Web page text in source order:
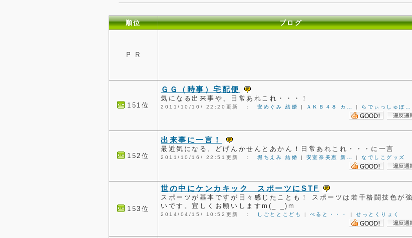
順位 ブログ
P R
151位
ＧＧ（時事）宅配便
気になる出来事や、日常あれこれ・・・！
2011/10/10/ 22:20更新 ：安めぐみ 結婚 | ＡＫＢ４８ カ… | らでぃっしゅぼ…
152位
出来事に一言！
最近気になる、どげんかせんとあかん！日常あれこれ・・・に一言
2011/10/16/ 22:51更新 ：堀ちえみ 結婚 | 安室奈美恵 新… |なでしこグッズ
153位
世の中にケンカキック スポーツにSTF
スポーツが基本ですが日々感じたことも！ スポーツは若干格闘技色が強
いです。宜しくお願いしますm(_ _)m
2014/04/15/ 10:52更新 ： しごととこども | べると・・・ | せっとくりょく